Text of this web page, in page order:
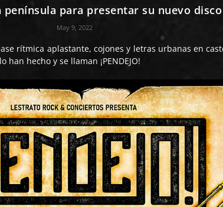
península para presentar su nuevo
May 9, 2022
rítmica aplastante, cojones y letras urbanas en
han hecho y se llaman ¡PENDEJO!